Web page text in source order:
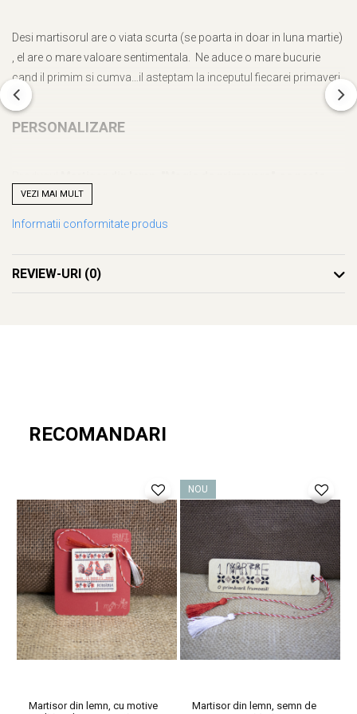
Desi martisorul are o viata scurta (se poarta in doar in luna martie)
, el are o mare valoare sentimentala. Ne aduce o mare bucurie
cand il primim si cumva…il asteptam la inceputul fiecarei primaveri.
PERSONALIZARE
personaliza, pe cartonul pe care este prins, cu mesajul si/sau
numele dorit.
Personalizarea se realizeaza pe cartonul de care este prins
martisorul, pentru ca tu sa-l poti porta cu drag, dar in acelasi timp
sa stii ca a fost realizat special pentru tine. Atunci cand cineva drag
Martisorul a fost acceptat pentru a fi inclus in lista reprezentantiva
UNESCO a patrimoniului imaterial al umanitaţii.
Produsul Martisor din lemn, "Magie de primavara" este
realizat in atelierulCraftlaserdin Oradea.
Pentru colaborare, va rugam sa ne contactati pe e-mail sau la
VEZI MAI MULT
Informatii conformitate produs
REVIEW-URI (0)
RECOMANDARI
Martisor din lemn, cu motive
NOU
Martisor din lemn, semn de